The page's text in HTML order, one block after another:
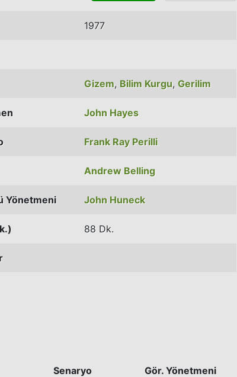
1977
Gizem, Bilim Kurgu, Gerilim
John Hayes
Frank Ray Perilli
Andrew Belling
Yönetmeni John Huneck
88 Dk.
Senaryo Gör. Yönetmeni